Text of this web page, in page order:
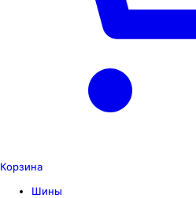
Корзина
Шины